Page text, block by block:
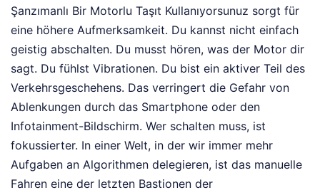
Şanzımanlı Bir Motorlu Taşıt Kullanıyorsunuz sorgt für
eine höhere Aufmerksamkeit. Du kannst nicht einfach
geistig abschalten. Du musst hören, was der Motor dir
sagt. Du fühlst Vibrationen. Du bist ein aktiver Teil des
Verkehrsgeschehens. Das verringert die Gefahr von
Ablenkungen durch das Smartphone oder den
Infotainment-Bildschirm. Wer schalten muss, ist
fokussierter. In einer Welt, in der wir immer mehr
Aufgaben an Algorithmen delegieren, ist das manuelle
Fahren eine der letzten Bastionen der